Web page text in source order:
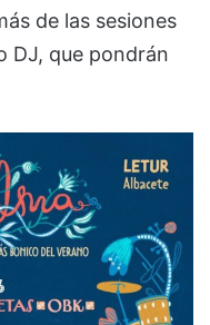
de las sesiones
DJ, que pondrán